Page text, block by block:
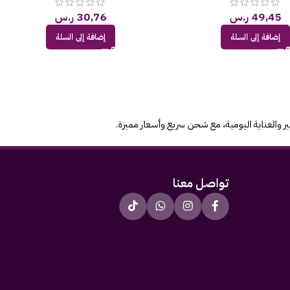
49,45ر.س
إضافة إلى السلة
30,76ر.س
إضافة إلى السلة
اليومية، مع شحن سريع وأسعار مميزة.
تواصل معنا